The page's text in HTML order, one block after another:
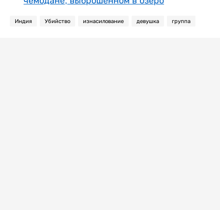
Индия Убийство изнасилование девушка группа